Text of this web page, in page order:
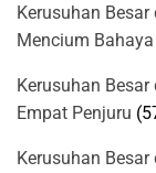
Kerusuhan
Mencium
Kerusuhan
Empat Penjuru
Kerusuhan